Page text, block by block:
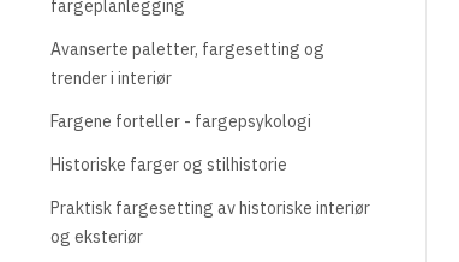
fargeplanlegging
Avanserte paletter, fargesetting og
trender i interiør
Fargene forteller - fargepsykologi
Historiske farger og stilhistorie
Praktisk fargesetting av historiske interiør
og eksteriør